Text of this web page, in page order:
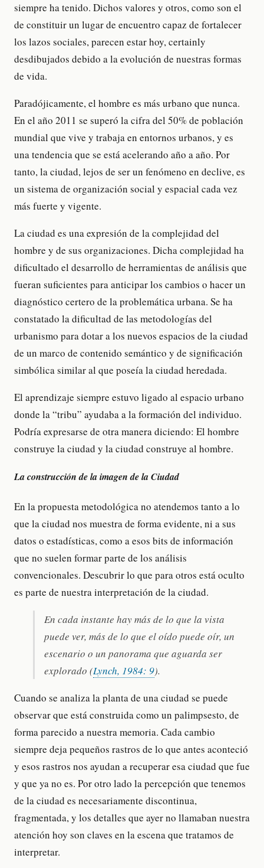
siempre ha tenido. Dichos valores y otros, como son el
de constituir un lugar de encuentro capaz de fortalecer
los lazos sociales, parecen estar hoy, certainly
desdibujados debido a la evolución de nuestras formas
de vida.
Paradójicamente, el hombre es más urbano que nunca.
En el año 2011 se superó la cifra del 50% de población
mundial que vive y trabaja en entornos urbanos, y es
una tendencia que se está acelerando año a año. Por
tanto, la ciudad, lejos de ser un fenómeno en declive, es
un sistema de organización social y espacial cada vez
más fuerte y vigente.
La ciudad es una expresión de la complejidad del
hombre y de sus organizaciones. Dicha complejidad ha
dificultado el desarrollo de herramientas de análisis que
fueran suficientes para anticipar los cambios o hacer un
diagnóstico certero de la problemática urbana. Se ha
constatado la dificultad de las metodologías del
urbanismo para dotar a los nuevos espacios de la ciudad
de un marco de contenido semántico y de significación
simbólica similar al que poseía la ciudad heredada.
El aprendizaje siempre estuvo ligado al espacio urbano
donde la “tribu” ayudaba a la formación del individuo.
Podría expresarse de otra manera diciendo: El hombre
construye la ciudad y la ciudad construye al hombre.
La construcción de la imagen de la Ciudad
En la propuesta metodológica no atendemos tanto a lo
que la ciudad nos muestra de forma evidente, ni a sus
datos o estadísticas, como a esos bits de información
que no suelen formar parte de los análisis
convencionales. Descubrir lo que para otros está oculto
es parte de nuestra interpretación de la ciudad.
En cada instante hay más de lo que la vista
puede ver, más de lo que el oído puede oír, un
escenario o un panorama que aguarda ser
explorado (Lynch, 1984: 9).
Cuando se analiza la planta de una ciudad se puede
observar que está construida como un palimpsesto, de
forma parecido a nuestra memoria. Cada cambio
siempre deja pequeños rastros de lo que antes aconteció
y esos rastros nos ayudan a recuperar esa ciudad que fue
y que ya no es. Por otro lado la percepción que tenemos
de la ciudad es necesariamente discontinua,
fragmentada, y los detalles que ayer no llamaban nuestra
atención hoy son claves en la escena que tratamos de
interpretar.